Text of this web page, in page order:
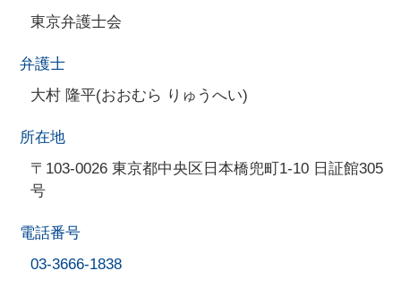
東京弁護士会
弁護士
大村 隆平(おおむら りゅうへい)
所在地
〒103-0026 東京都中央区日本橋兜町1-10 日証館305
号
電話番号
03-3666-1838